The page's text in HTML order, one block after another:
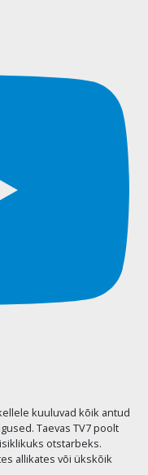
kuuluvad kõik antud
Taevas TV7 poolt
otstarbeks.
allikates või ükskõik